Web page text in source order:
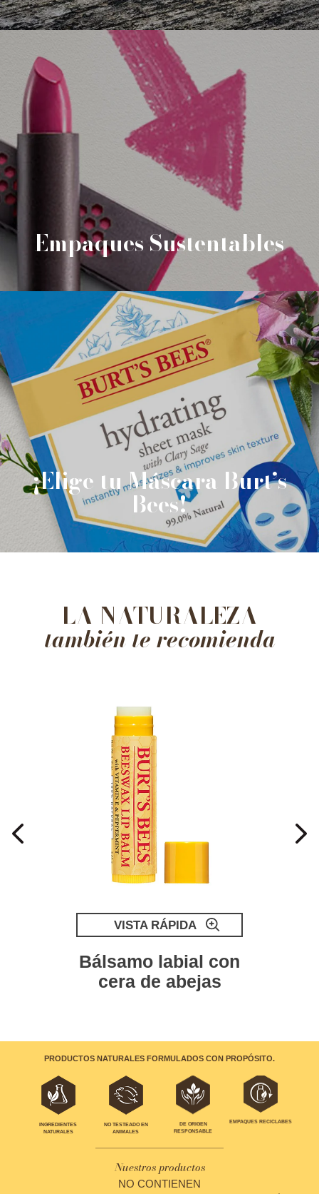
Empaques Sustentables
¡Elige tu Máscara Burt’s
Bees!
LA NATURALEZA
también te recomienda
VISTA RÁPIDA
Bálsamo labial con
cera de abejas
PRODUCTOS NATURALES FORMULADOS CON PROPÓSITO.
INGREDIENTES
NATURALES
NO TESTEADO EN
ANIMALES
DE ORIGEN
RESPONSABLE
EMPAQUES RECICLABES
Nuestros productos
NO CONTIENEN